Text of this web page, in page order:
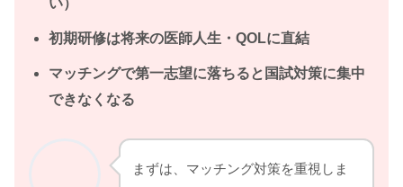
初期研修は将来の医師人生・QOLに直結
マッチングで第一志望に落ちると国試対策に集中
できなくなる
まずは、マッチング対策を重視しま